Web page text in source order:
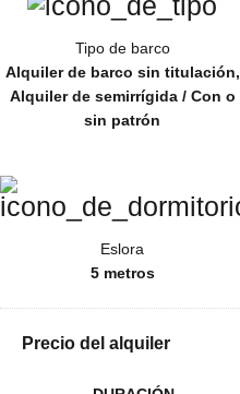
Tipo de barco
Alquiler de barco sin titulación,
Alquiler de semirrígida / Con o
sin patrón
Eslora
5 metros
Precio del alquiler